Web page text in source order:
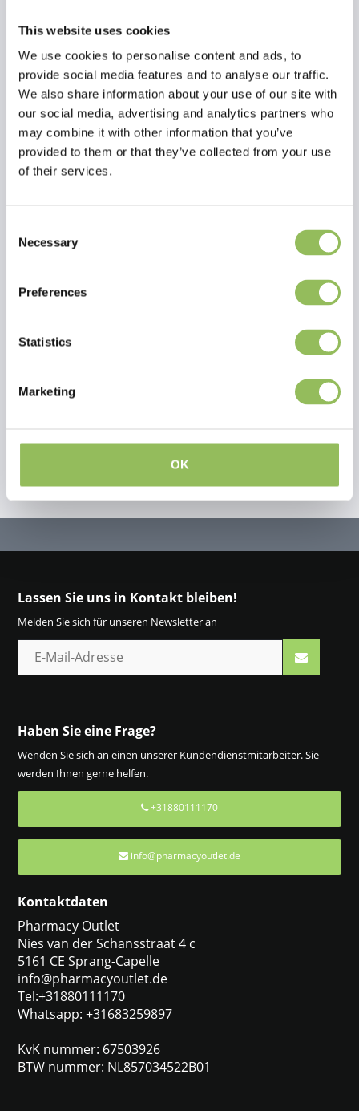
This website uses cookies
We use cookies to personalise content and ads, to
provide social media features and to analyse our traffic.
We also share information about your use of our site with
our social media, advertising and analytics partners who
may combine it with other information that you’ve
provided to them or that they’ve collected from your use
of their services.
Selection
Necessary
Preferences
Statistics
Marketing
OK
Bewertungen
This article has no reviews yet
Eigene Bewertung erstellen
Lassen Sie uns in Kontakt bleiben!
Melden Sie sich für unseren Newsletter an
Haben Sie eine Frage?
Wenden Sie sich an einen unserer Kundendienstmitarbeiter. Sie
werden Ihnen gerne helfen.
+31880111170
info@pharmacyoutlet.de
Kontaktdaten
Pharmacy Outlet
Nies van der Schansstraat 4 c
5161 CE Sprang-Capelle
info@pharmacyoutlet.de
Tel:+31880111170
Whatsapp: +31683259897
KvK nummer: 67503926
BTW nummer: NL857034522B01